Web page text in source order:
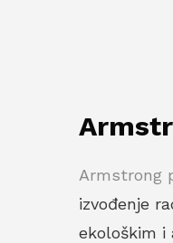
Armstrong
izvođenje
ekološkim i